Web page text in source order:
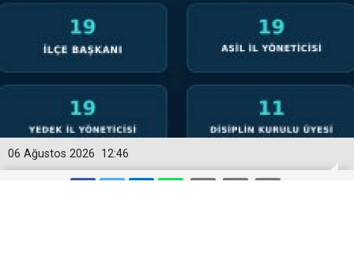
12:46
06 Ağustos 2026